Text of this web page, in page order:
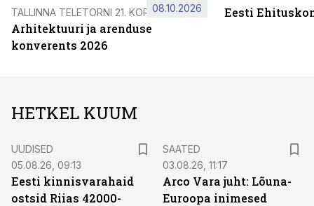
TALLINNA TELETORNI 21. KORRUSEL
Arhitektuuri ja arenduse
konverents 2026
08.10.2026 Eesti
HETKEL KUUM
UUDISED
05.08.26, 09:13
Eesti kinnisvarahaid
ostsid Riias 42000-
SAATED
03.08.26, 11:17
Arco Vara juht: Lõuna-
Euroopa inimesed